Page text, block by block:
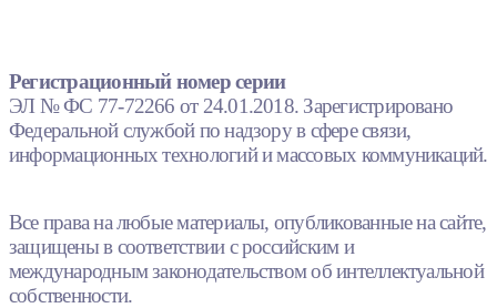
Регистрационный номер серии
ЭЛ № ФС 77-72266 от 24.01.2018. Зарегистрировано
Федеральной службой по надзору в сфере связи,
информационных технологий и массовых коммуникаций.
Все права на любые материалы, опубликованные на сайте,
защищены в соответствии с российским и
международным законодательством об интеллектуальной
собственности.